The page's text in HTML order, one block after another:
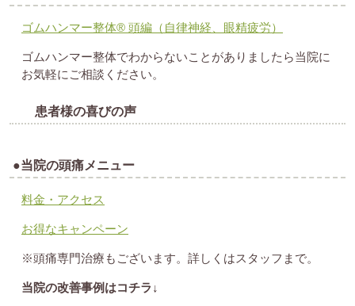
ゴムハンマー整体®︎ 頭編（自律神経、眼精疲労）
ゴムハンマー整体でわからないことがありましたら当院に
お気軽にご相談ください。
患者様の喜びの声
●当院の頭痛メニュー
料金・アクセス
お得なキャンペーン
※頭痛専門治療もございます。詳しくはスタッフまで。
当院の改善事例はコチラ↓